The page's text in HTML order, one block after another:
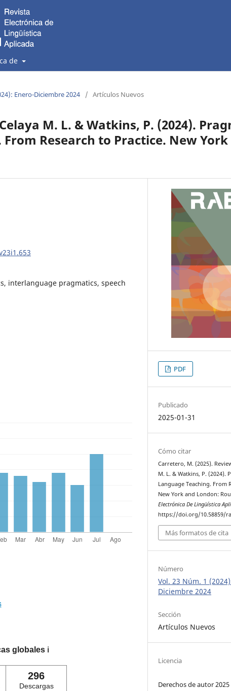
de
Enero-Diciembre 2024 / Artículos Nuevos
M. L. & Watkins, P. (2024).
Research to Practice. New
interlanguage pragmatics, speech
globales ℹ️
296
Descargas
PDF
Publicado
2025-01-31
Cómo citar
Carretero, M. (2025).
M. L. & Watkins, P. (2024).
Language Teaching. From
New York and London:
Electrónica De Lingüística
https://doi.org/10.58859/
Más formatos de cita
Número
Vol. 23 Núm. 1
Diciembre 2024
Sección
Artículos Nuevos
Licencia
Derechos de autor